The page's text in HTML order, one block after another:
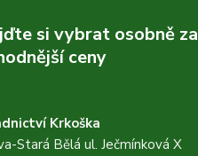
si vybrat osobně za
ceny
Krkoška
Stará Bělá ul. Ječmínková X